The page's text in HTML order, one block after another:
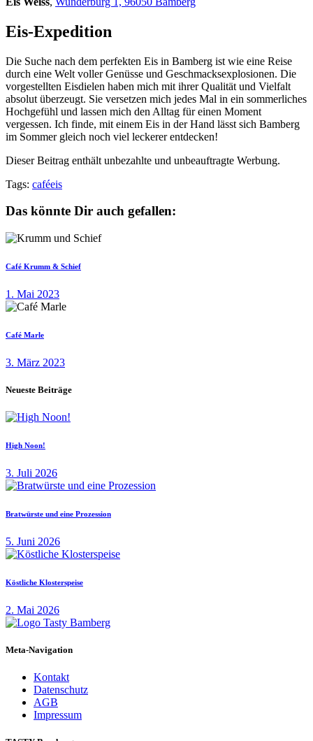
Eis-Expedition
Die Suche nach dem perfekten Eis in Bamberg ist wie eine Reise
durch eine Welt voller Genüsse und Geschmacksexplosionen. Die
vorgestellten Eisdielen haben mich mit ihrer Qualität und Vielfalt
absolut überzeugt. Sie versetzen mich jedes Mal in ein sommerliches
Hochgefühl und lassen mich den Alltag für einen Moment
vergessen. Ich finde, mit einem Eis in der Hand lässt sich Bamberg
im Sommer gleich noch viel leckerer entdecken!
Dieser Beitrag enthält unbezahlte und unbeauftragte Werbung.
Tags: caféeis
Das könnte Dir auch gefallen:
Café Krumm & Schief
1. Mai 2023
Café Marle
3. März 2023
Neueste Beiträge
High Noon!
3. Juli 2026
Bratwürste und eine Prozession
5. Juni 2026
Köstliche Klosterspeise
2. Mai 2026
Meta-Navigation
Kontakt
Datenschutz
AGB
Impressum